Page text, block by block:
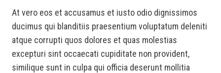
At vero eos et accusamus et iusto odio dignissimos
ducimus qui blanditiis praesentium voluptatum deleniti
atque corrupti quos dolores et quas molestias
excepturi sint occaecati cupiditate non provident,
similique sunt in culpa qui officia deserunt mollitia